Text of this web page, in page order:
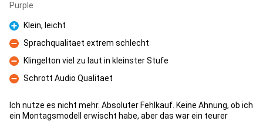
Purple
Pro
Klein, leicht
Con
Sprachqualitaet extrem schlecht
Con
Klingelton viel zu laut in kleinster Stufe
Con
Schrott Audio Qualitaet
Ich nutze es nicht mehr. Absoluter Fehlkauf. Keine Ahnung, ob ich
ein Montagsmodell erwischt habe, aber das war ein teurer